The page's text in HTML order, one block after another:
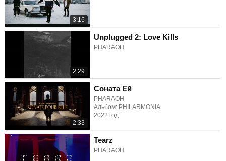
3:16
2:29
Unplugged 2: Love Kills
PHARAOH
2:33
Соната Ей
PHARAOH
Альбом: PHILARMONIA
2022 год
Tearz
PHARAOH